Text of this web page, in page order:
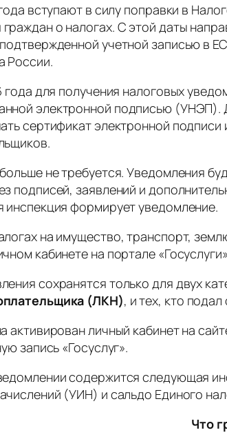
вступают в силу поправки в
о налогах. С этой даты
учетной записью в
России.
года для получения налоговых
электронной подписью (УНЭП).
сертификат электронной
не требуется. Уведомления
подписей, заявлений и
инспекция формирует уведомление.
на имущество, транспорт,
кабинете на портале
сохранятся только для двух
(ЛКН), и тех, кто
активирован личный кабинет на
запись «Госуслуг».
содержится следующая
(УИН) и сальдо Единого
Что